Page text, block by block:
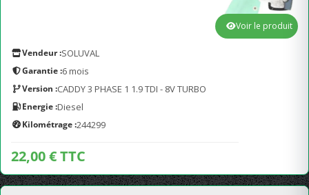
Vendeur :SOLUVAL
Garantie :6 mois
Version :CADDY 3 PHASE 1 1.9 TDI - 8V TURBO
Energie :Diesel
Kilométrage :244299
22,00 € TTC
Voir le produit